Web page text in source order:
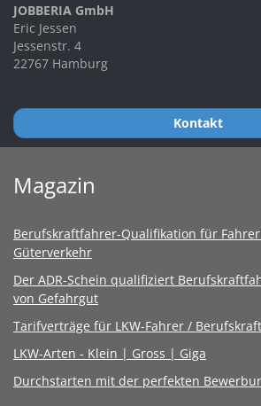
JOBBERIA GmbH
Eric Jessen
Jessenstr. 4
22767 Hamburg
Kontakt
Magazin
Berufskraftfahrer-Qualifikation für
Güterverkehr
Der ADR-Schein qualifiziert
von Gefahrgut
Tarifverträge für LKW-Fahrer /
LKW-Arten - Klein | Gross | Giga
Durchstarten mit der perfekten